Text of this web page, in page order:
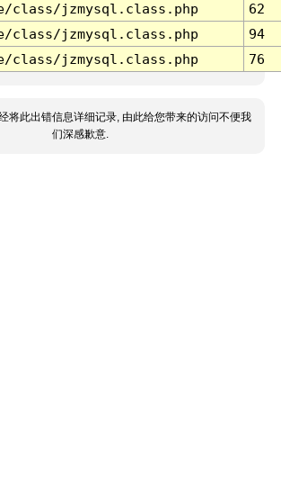
class/jzmysql.class.php
62
class/jzmysql.class.php
94
class/jzmysql.class.php 76
将此出错信息详细记录, 由此给您带来的访问不便我
们深感歉意.